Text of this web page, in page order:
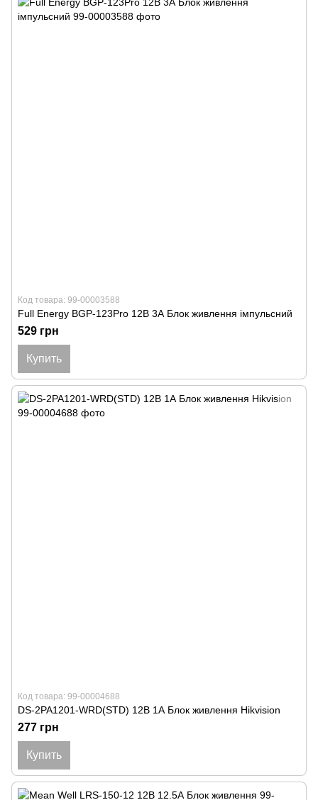
Код товара: 99-00003588
Full Energy BGP-123Pro 12В 3А Блок живлення імпульсний
529 грн
Купить
Код товара: 99-00004688
DS-2PA1201-WRD(STD) 12В 1А Блок живлення Hikvision
277 грн
Купить